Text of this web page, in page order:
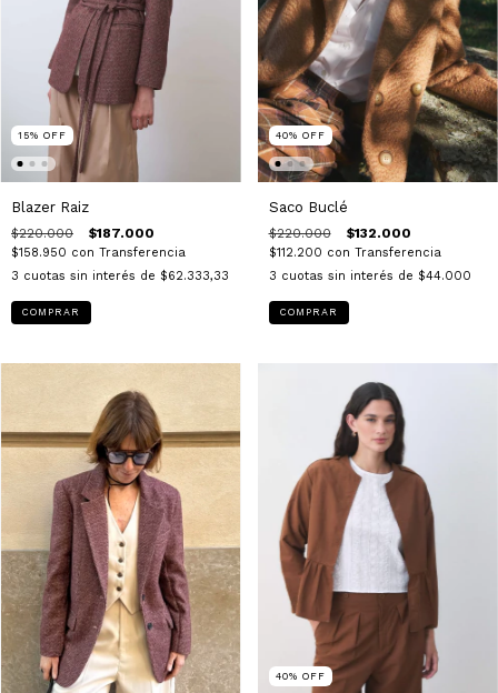
15% OFF
Blazer Raiz
$220.000 $187.000
$158.950 con Transferencia
3 cuotas sin interés de $62.333,33
COMPRAR
40% OFF
Saco Buclé
$220.000 $132.000
$112.200 con Transferencia
3 cuotas sin interés de $44.000
COMPRAR
40% OFF